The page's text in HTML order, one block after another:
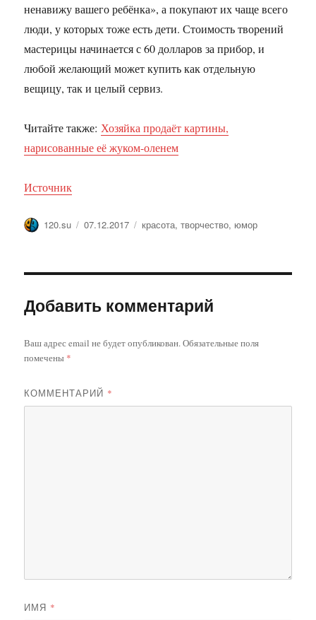
ненавижу вашего ребёнка», а покупают их чаще всего
люди, у которых тоже есть дети. Стоимость творений
мастерицы начинается с 60 долларов за прибор, и
любой желающий может купить как отдельную
вещицу, так и целый сервиз.
Читайте также: Хозяйка продаёт картины,
нарисованные её жуком-оленем
Источник
Автор
120.su Опубликовано
07.12.2017 Метки
красота,творчество, юмор
Добавить комментарий
Ваш адрес email не будет опубликован.Обязательные поля
помечены *
КОММЕНТАРИЙ *
ИМЯ *